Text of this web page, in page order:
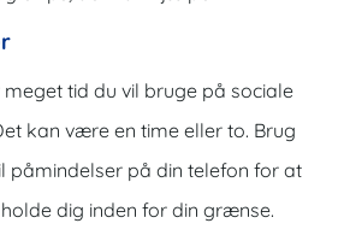
meget tid du vil bruge på sociale
kan være en time eller to. Brug
påmindelser på din telefon for at
dig inden for din grænse.